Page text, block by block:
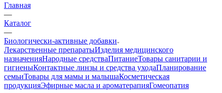
Главная
—
Каталог
—
Биологически-активные добавки
Лекарственные препаратыИзделия медицинского
назначенияНародные средстваПитаниеТовары санитарии и
гигиеныКонтактные линзы и средства уходаПланирование
семьиТовары для мамы и малышаКосметическая
продукцияЭфирные масла и ароматерапияГомеопатия